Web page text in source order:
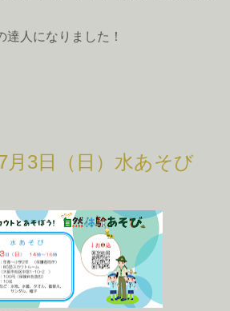
人になりました！
3日（日）水あそび